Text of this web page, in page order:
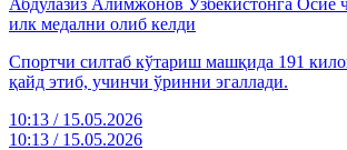
Абдулазиз Алимжонов Ўзбекистонга Осиё
илк медални олиб келди
Спортчи силтаб кўтариш машқида 191
қайд этиб, учинчи ўринни эгаллади.
10:13 / 15.05.2026
10:13 / 15.05.2026